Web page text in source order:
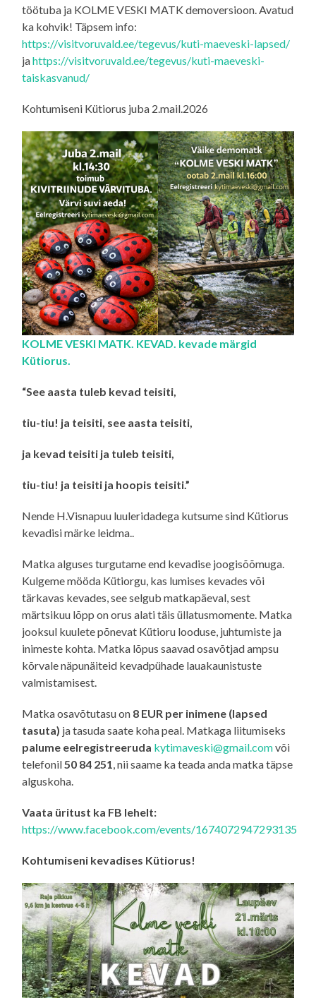
töötuba ja KOLME VESKI MATK demoversioon. Avatud
ka kohvik! Täpsem info:
https://visitvoruvald.ee/tegevus/kuti-maeveski-lapsed/
jahttps://visitvoruvald.ee/tegevus/kuti-maeveski-
taiskasvanud/
Kohtumiseni Kütiorus juba 2.mail.2026
KOLME VESKI MATK. KEVAD. kevade märgid
Kütiorus.
“See aasta tuleb kevad teisiti,
tiu-tiu! ja teisiti, see aasta teisiti,
ja kevad teisiti ja tuleb teisiti,
tiu-tiu! ja teisiti ja hoopis teisiti.”
Nende H.Visnapuu luuleridadega kutsume sind Kütiorus
kevadisi märke leidma..
Matka alguses turgutame end kevadise joogisõõmuga.
Kulgeme mööda Kütiorgu, kas lumises kevades või
tärkavas kevades, see selgub matkapäeval, sest
märtsikuu lõpp on orus alati täis üllatusmomente. Matka
jooksul kuulete põnevat Kütioru looduse, juhtumiste ja
inimeste kohta. Matka lõpus saavad osavõtjad ampsu
kõrvale näpunäiteid kevadpühade lauakaunistuste
valmistamisest.
Matka osavõtutasu on 8 EUR per inimene (lapsed
tasuta) ja tasuda saate koha peal. Matkaga liitumiseks
palume eelregistreeruda kytimaveski@gmail.comvõi
telefonil 50 84 251 , nii saame ka teada anda matka täpse
alguskoha.
Vaata üritust ka FB lehelt:
https://www.facebook.com/events/1674072947293135
Kohtumiseni kevadises Kütiorus!